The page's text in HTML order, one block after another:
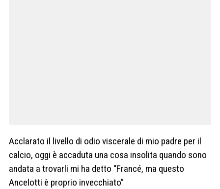
Acclarato il livello di odio viscerale di mio padre per il
calcio, oggi è accaduta una cosa insolita quando sono
andata a trovarli mi ha detto “Francé, ma questo
Ancelotti è proprio invecchiato”